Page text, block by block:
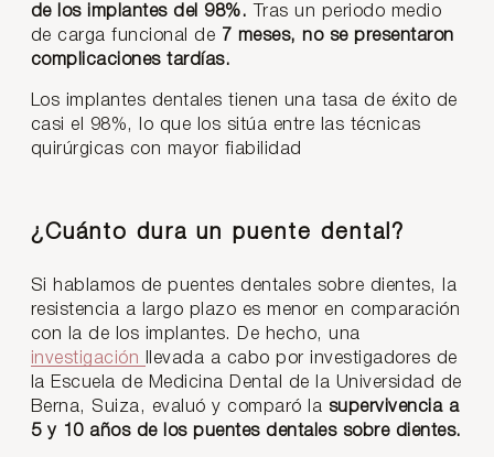
de los implantes del 98%.
Tras un periodo medio
de carga funcional de 7 meses, no se presentaron
complicaciones tardías.
Los implantes dentales tienen una tasa de éxito de
casi el 98%, lo que los sitúa entre las técnicas
quirúrgicas con mayor fiabilidad
¿Cuánto dura un puente dental?
Si hablamos de puentes dentales sobre dientes, la
resistencia a largo plazo es menor en comparación
con la de los implantes. De hecho, una
investigación
llevada a cabo por investigadores de
la Escuela de Medicina Dental de la Universidad de
Berna, Suiza, evaluó y comparó la supervivencia a
5 y 10 años de los puentes dentales sobre dientes.